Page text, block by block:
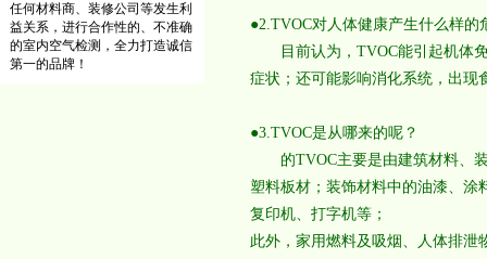
任何材料商、装修公司等发生利
益关系，进行合作性的、不准确
的室内空气检测，全力打造诚信
第一的品牌！
●2.TVOC对人体健康产生什么样的
目前认为，TVOC能引起机体免
症状；还可能影响消化系统，出现
●3.TVOC是从哪来的呢？
的TVOC主要是由建筑材料、装
塑料板材；装饰材料中的油漆、涂
复印机、打字机等；
此外，家用燃料及吸烟、人体排泄